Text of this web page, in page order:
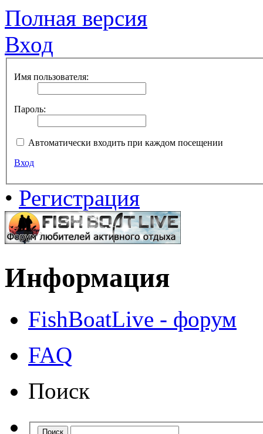
Полная версия
Вход
Имя пользователя:
Пароль:
Автоматически входить при каждом посещении
Вход
• Регистрация
Информация
FishBoatLive - форум
FAQ
Поиск